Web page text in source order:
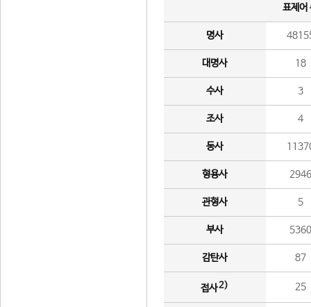
표제어
명사
대명사 18
수사 3
조사 4
동사
형용사 2946
관형사 5
부사 5360
감탄사 87
접사2) 25